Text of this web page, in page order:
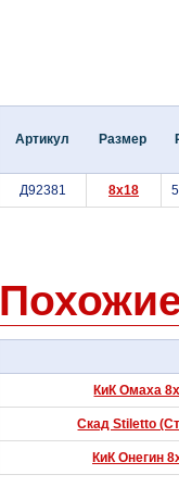
Артикул Размер
Д92381 8x18
КиК Омаха
Скад Stiletto
КиК Онегин